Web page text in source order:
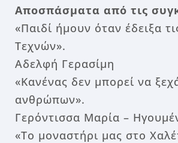
Αποσπάσματα από τις
«Παιδί ήμουν όταν έδειξα
Τεχνών».
Αδελφή Γερασίμη
«Κανένας δεν μπορεί να
ανθρώπων».
Γερόντισσα Μαρία –
«Το μοναστήρι μας στο